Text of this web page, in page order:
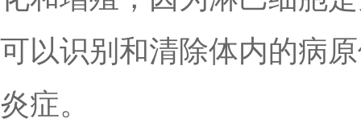
可以识别和清除体内的病
炎症。